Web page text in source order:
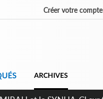
Créer votre compte
ARCHIVES